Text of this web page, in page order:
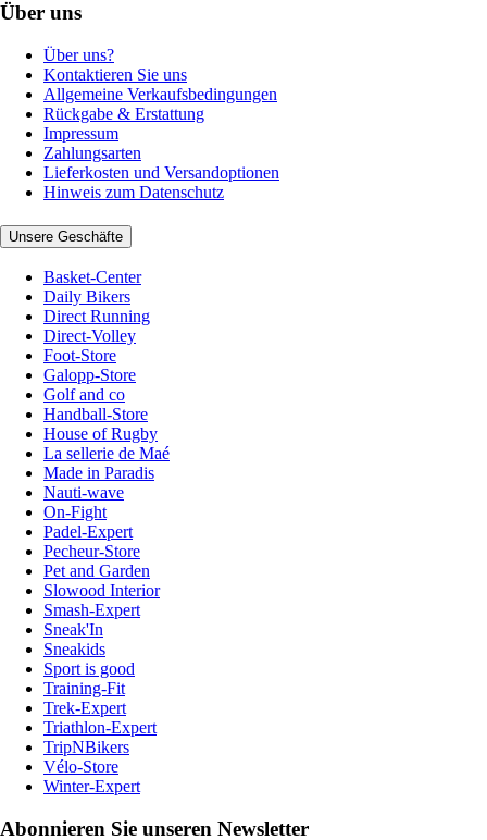
Über uns
Über uns?
Kontaktieren Sie uns
Allgemeine Verkaufsbedingungen
Rückgabe & Erstattung
Impressum
Zahlungsarten
Lieferkosten und Versandoptionen
Hinweis zum Datenschutz
Unsere Geschäfte
Basket-Center
Daily Bikers
Direct Running
Direct-Volley
Foot-Store
Galopp-Store
Golf and co
Handball-Store
House of Rugby
La sellerie de Maé
Made in Paradis
Nauti-wave
On-Fight
Padel-Expert
Pecheur-Store
Pet and Garden
Slowood Interior
Smash-Expert
Sneak'In
Sneakids
Sport is good
Training-Fit
Trek-Expert
Triathlon-Expert
TripNBikers
Vélo-Store
Winter-Expert
Abonnieren Sie unseren Newsletter